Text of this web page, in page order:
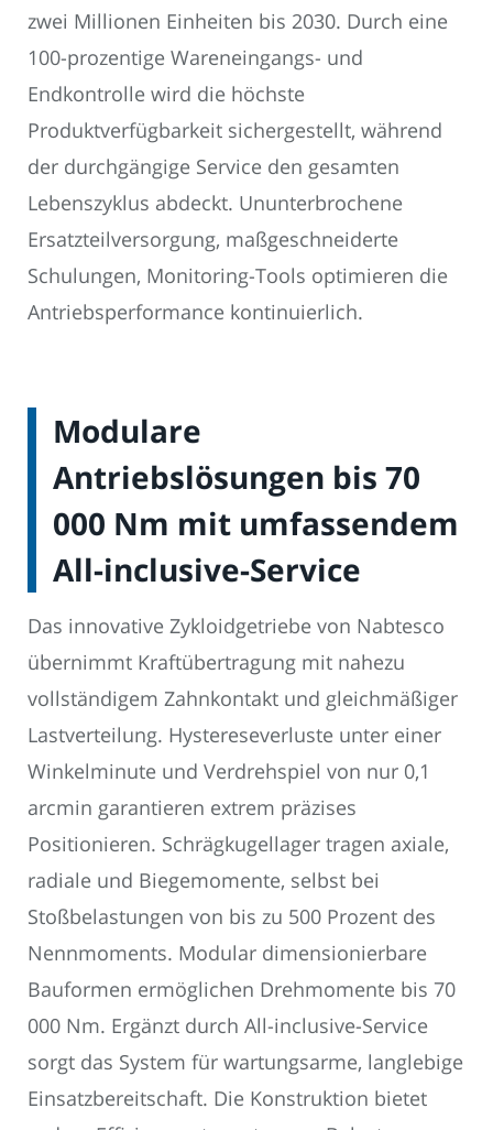
zwei Millionen Einheiten bis 2030. Durch eine
100-prozentige Wareneingangs- und
Endkontrolle wird die höchste
Produktverfügbarkeit sichergestellt, während
der durchgängige Service den gesamten
Lebenszyklus abdeckt. Ununterbrochene
Ersatzteilversorgung, maßgeschneiderte
Schulungen, Monitoring-Tools optimieren die
Antriebsperformance kontinuierlich.
Modulare
Antriebslösungen bis 70
000 Nm mit umfassendem
All-inclusive-Service
Das innovative Zykloidgetriebe von Nabtesco
übernimmt Kraftübertragung mit nahezu
vollständigem Zahnkontakt und gleichmäßiger
Lastverteilung. Hystereseverluste unter einer
Winkelminute und Verdrehspiel von nur 0,1
arcmin garantieren extrem präzises
Positionieren. Schrägkugellager tragen axiale,
radiale und Biegemomente, selbst bei
Stoßbelastungen von bis zu 500 Prozent des
Nennmoments. Modular dimensionierbare
Bauformen ermöglichen Drehmomente bis 70
000 Nm. Ergänzt durch All-inclusive-Service
sorgt das System für wartungsarme, langlebige
Einsatzbereitschaft. Die Konstruktion bietet